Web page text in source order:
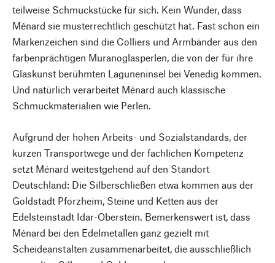
teilweise Schmuckstücke für sich. Kein Wunder, dass
Ménard sie musterrechtlich geschützt hat. Fast schon ein
Markenzeichen sind die Colliers und Armbänder aus den
farbenprächtigen Muranoglasperlen, die von der für ihre
Glaskunst berühmten Laguneninsel bei Venedig kommen.
Und natürlich verarbeitet Ménard auch klassische
Schmuckmaterialien wie Perlen.
Aufgrund der hohen Arbeits- und Sozialstandards, der
kurzen Transportwege und der fachlichen Kompetenz
setzt Ménard weitestgehend auf den Standort
Deutschland: Die Silberschließen etwa kommen aus der
Goldstadt Pforzheim, Steine und Ketten aus der
Edelsteinstadt Idar-Oberstein. Bemerkenswert ist, dass
Ménard bei den Edelmetallen ganz gezielt mit
Scheideanstalten zusammenarbeitet, die ausschließlich